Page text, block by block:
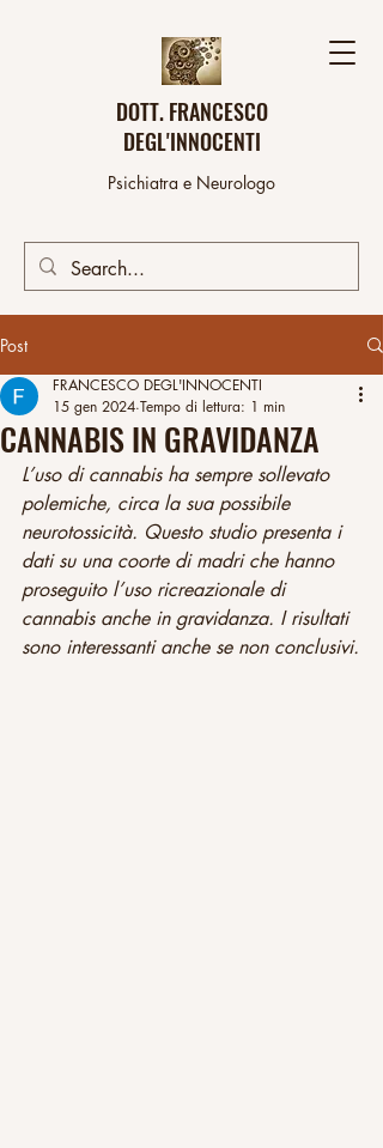
DOTT. FRANCESCO
DEGL'INNOCENTI
Psichiatra e Neurologo
Post
CANNABIS IN GRAVIDANZA
FRANCESCO DEGL'INNOCENTI
15 gen 2024 Tempo di lettura: 1 min
L’uso di cannabis ha sempre sollevato
polemiche, circa la sua possibile
neurotossicità. Questo studio presenta i
dati su una coorte di madri che hanno
proseguito l’uso ricreazionale di
cannabis anche in gravidanza. I risultati
sono interessanti anche se non conclusivi.